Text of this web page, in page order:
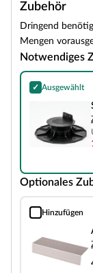
Zubehör
Dringend
Mengen
Notwendiges
✓ Ausgewählt
Stelzlager für
Optionales
Hinzufügen
Abschlussprofil